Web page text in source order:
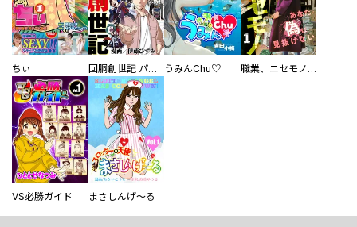
ちぃ 回胴創世記 パチスロを創った男達 うみんChu♡ 職業、ニセモノ～あなたに偽は見抜けない【電子単行本版】
VS必勝ガイド まさしんげ～る